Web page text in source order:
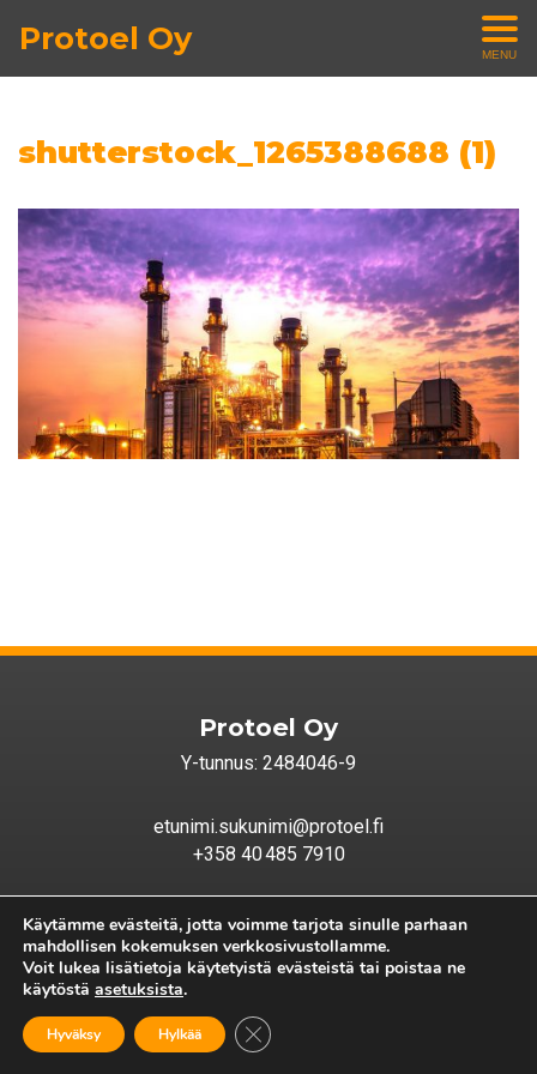
Protoel Oy MENU
shutterstock_1265388688 (1)
Protoel Oy
Y-tunnus: 2484046-9
etunimi.sukunimi@protoel.fi
+358 40 485 7910
Relanderinkatu 123
78210 Varkaus
Rekisteriseloste
Käytämme evästeitä, jotta voimme tarjota sinulle parhaan
mahdollisen kokemuksen verkkosivustollamme.
Voit lukea lisätietoja käytetyistä evästeistä tai poistaa ne
käytöstä asetuksista.
Hyväksy Hylkää Close GDPR Cookie Banner